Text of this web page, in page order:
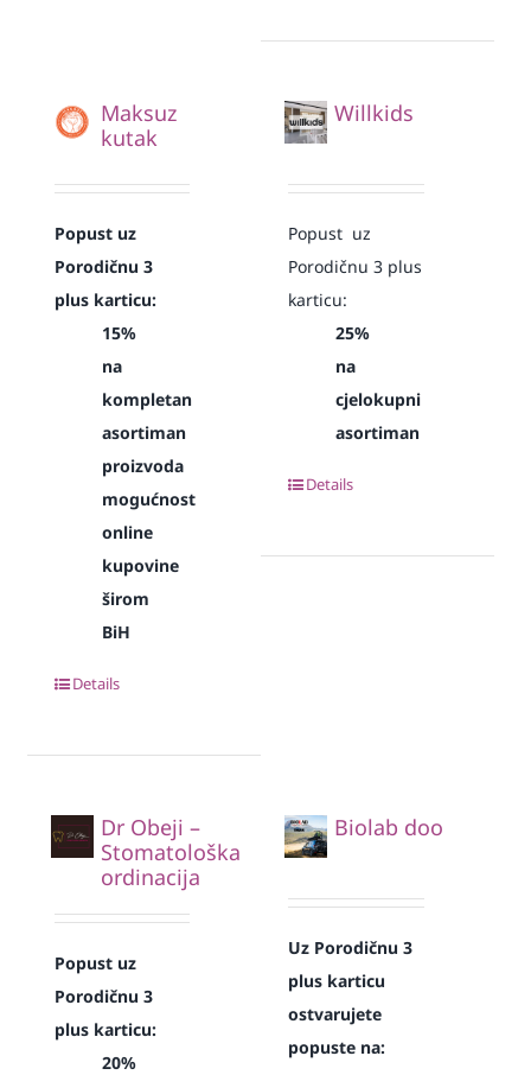
Maksuz
kutak
Popust uz
Porodičnu 3
plus karticu:
15%
na
kompletan
asortiman
proizvoda
mogućnost
online
kupovine
širom
BiH
Details
Willkids
Popust uz
Porodičnu 3 plus
karticu:
25%
na
cjelokupni
asortiman
Details
Dr Obeji –
Stomatološka
ordinacija
Popust uz
Porodičnu 3
plus karticu:
20%
Biolab doo
Uz Porodičnu 3
plus karticu
ostvarujete
popuste na: